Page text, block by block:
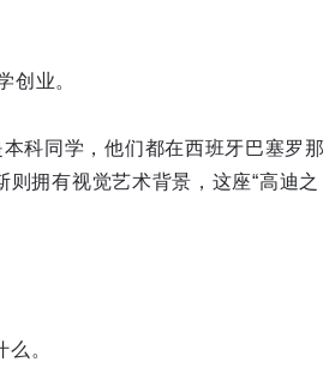
创业。
科同学，他们都在西班牙巴塞罗那
拥有视觉艺术背景，这座“高迪之
。